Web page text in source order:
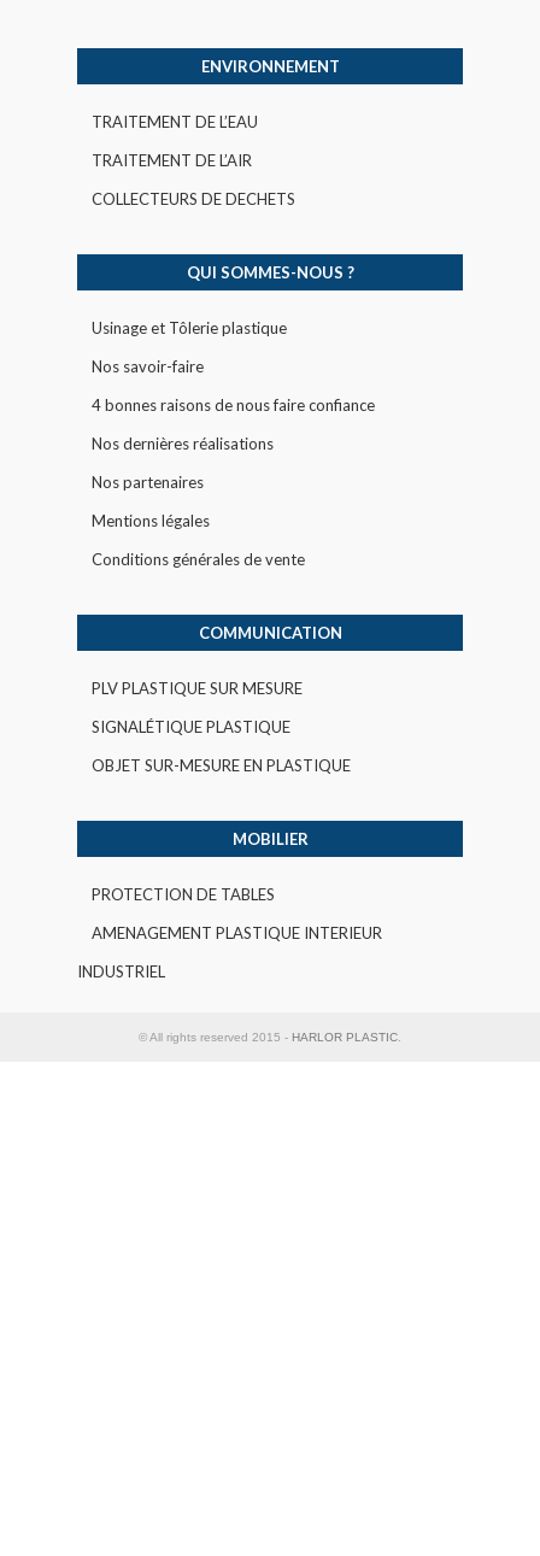
ENVIRONNEMENT
TRAITEMENT DE L’EAU
TRAITEMENT DE L’AIR
COLLECTEURS DE DECHETS
QUI SOMMES-NOUS ?
Usinage et Tôlerie plastique
Nos savoir-faire
4 bonnes raisons de nous faire confiance
Nos dernières réalisations
Nos partenaires
Mentions légales
Conditions générales de vente
COMMUNICATION
PLV PLASTIQUE SUR MESURE
SIGNALÉTIQUE PLASTIQUE
OBJET SUR-MESURE EN PLASTIQUE
MOBILIER
PROTECTION DE TABLES
AMENAGEMENT PLASTIQUE INTERIEUR
INDUSTRIEL
© All rights reserved 2015 - HARLOR PLASTIC.